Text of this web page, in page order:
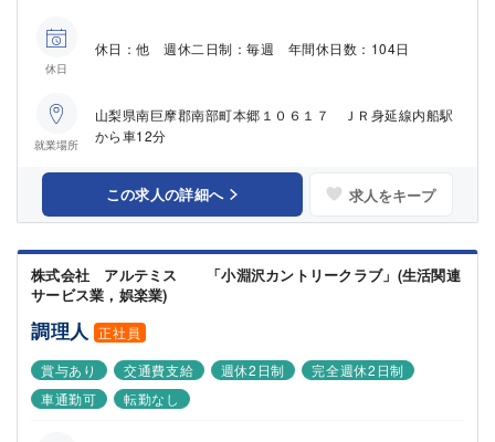
休日
休日：他 週休二日制：毎週 年間休日数：104日
就業場所
山梨県南巨摩郡南部町本郷１０６１７ ＪＲ身延線内船駅
から車12分
この求人の詳細へ 求人をキープ
株式会社 アルテミス 「小淵沢カントリークラブ」(生活関連
サービス業，娯楽業)
調理人 正社員
賞与あり
交通費支給 週休2日制
完全週休2日制
車通勤可
転勤なし